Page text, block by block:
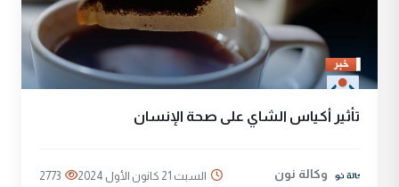
تأثير أكياس الشاي على صحة الإنسان
وكالة نون السبت 21 كانون الأول 2024 2773